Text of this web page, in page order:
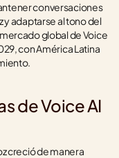
conversaciones
adaptarse al tono del
mercado global de Voice
con América Latina
de Voice AI
creció de manera